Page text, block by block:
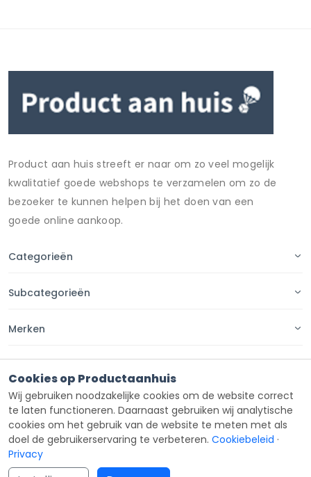
Product aan huis streeft er naar om zo veel mogelijk
kwalitatief goede webshops te verzamelen om zo de
bezoeker te kunnen helpen bij het doen van een
goede online aankoop.
Categorieën
Subcategorieën
Merken
Contact
Cookies op Productaanhuis
Wij gebruiken noodzakelijke cookies om de website correct
te laten functioneren. Daarnaast gebruiken wij analytische
cookies om het gebruik van de website te meten met als
doel de gebruikerservaring te verbeteren. Cookiebeleid ·
Privacy